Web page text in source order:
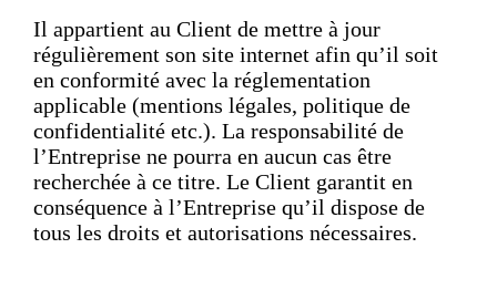
Il appartient au Client de mettre à jour
régulièrement son site internet afin qu’il soit
en conformité avec la réglementation
applicable (mentions légales, politique de
confidentialité etc.). La responsabilité de
l’Entreprise ne pourra en aucun cas être
recherchée à ce titre. Le Client garantit en
conséquence à l’Entreprise qu’il dispose de
tous les droits et autorisations nécessaires.